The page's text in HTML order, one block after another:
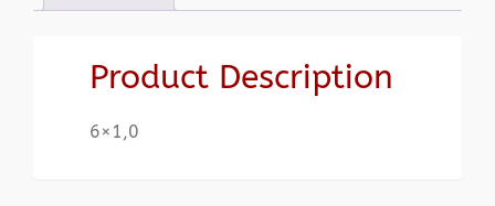
Product Description
6×1,0